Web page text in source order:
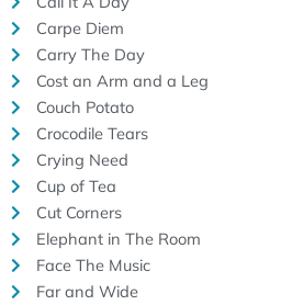
Carpe Diem
Carry The Day
Cost an Arm and a Leg
Couch Potato
Crocodile Tears
Crying Need
Cup of Tea
Cut Corners
Elephant in The Room
Face The Music
Far and Wide